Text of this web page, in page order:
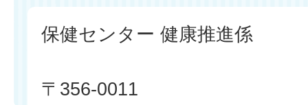
保健センター 健康推進係
〒356-0011